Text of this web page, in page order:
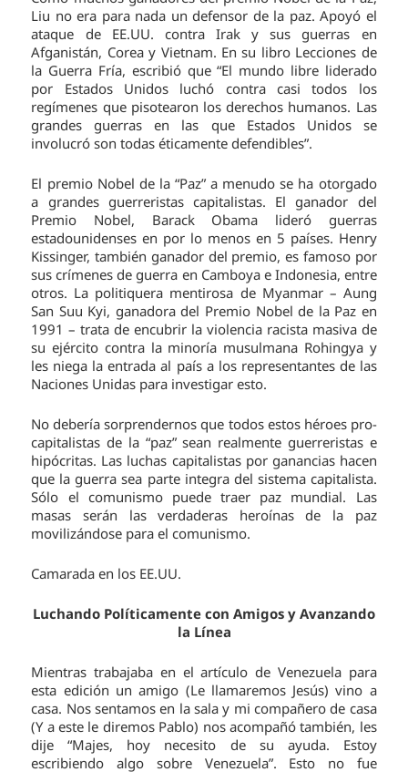
Liu no era para nada un defensor de la paz. Apoyó el
ataque de EE.UU. contra Irak y sus guerras en
Afganistán, Corea y Vietnam. En su libro Lecciones de
la Guerra Fría, escribió que “El mundo libre liderado
por Estados Unidos luchó contra casi todos los
regímenes que pisotearon los derechos humanos. Las
grandes guerras en las que Estados Unidos se
involucró son todas éticamente defendibles”.
El premio Nobel de la “Paz” a menudo se ha otorgado
a grandes guerreristas capitalistas. El ganador del
Premio Nobel, Barack Obama lideró guerras
estadounidenses en por lo menos en 5 países. Henry
Kissinger, también ganador del premio, es famoso por
sus crímenes de guerra en Camboya e Indonesia, entre
otros. La politiquera mentirosa de Myanmar – Aung
San Suu Kyi, ganadora del Premio Nobel de la Paz en
1991 – trata de encubrir la violencia racista masiva de
su ejército contra la minoría musulmana Rohingya y
les niega la entrada al país a los representantes de las
Naciones Unidas para investigar esto.
No debería sorprendernos que todos estos héroes pro-
capitalistas de la “paz” sean realmente guerreristas e
hipócritas. Las luchas capitalistas por ganancias hacen
que la guerra sea parte integra del sistema capitalista.
Sólo el comunismo puede traer paz mundial. Las
masas serán las verdaderas heroínas de la paz
movilizándose para el comunismo.
Camarada en los EE.UU.
Luchando Políticamente con Amigos y Avanzando
la Línea
Mientras trabajaba en el artículo de Venezuela para
esta edición un amigo (Le llamaremos Jesús) vino a
casa. Nos sentamos en la sala y mi compañero de casa
(Y a este le diremos Pablo) nos acompañó también, les
dije “Majes, hoy necesito de su ayuda. Estoy
escribiendo algo sobre Venezuela”. Esto no fue